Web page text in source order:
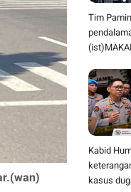
Tim
Kabid
kasus